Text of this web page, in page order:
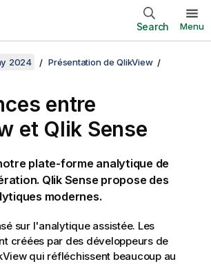
Search Menu
2024 Présentation de QlikView
entre
et Qlik Sense
plate-forme analytique de
Qlik Sensepropose des
modernes.
sur l'analytique assistée. Les
créées par des développeurs de
qui réfléchissent beaucoup au